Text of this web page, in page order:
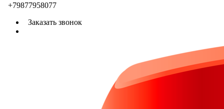
+79877958077
Заказать звонок